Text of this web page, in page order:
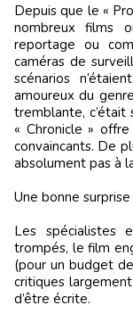
Depuis que le « Project Blair Witch » avait lancé la mode, de
nombreux films
reportage ou
caméras de
scénarios
amoureux du
tremblante, c’était
« Chronicle »
convaincants. De
absolument pas à
Une bonne surprise
Les spécialistes
trompés, le film
(pour un budget
critiques
d’être écrite.